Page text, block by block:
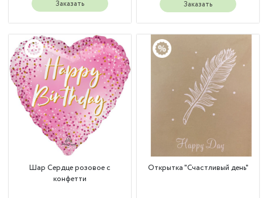
Заказать Заказать
Шар Сердце розовое с
конфетти
Открытка "Счастливый день"